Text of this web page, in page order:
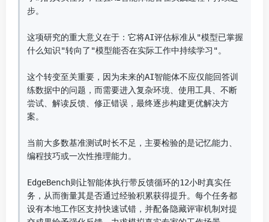
步。
这项研究的重大意义在于：它将AI评估标准从"模型已掌握
什么知识"转向了"模型能否在实际工作中持续学习"。
这个转变至关重要，因为未来的AI智能体不应仅能回答训
练数据中的问题，而需要进入复杂环境、使用工具、不断
尝试、解读反馈、修正错误，最终逐步构建更优解决方
案。
当前大多数基准测试时长不足，主要检验的是记忆能力、
编程技巧或一次性推理能力。
EdgeBench则让智能体执行带反馈循环的12小时真实任
务，从而衡量其是否通过经验积累获得提升。每个任务都
设有本地工作区支持快速试错，并配备隐藏评审机制对提